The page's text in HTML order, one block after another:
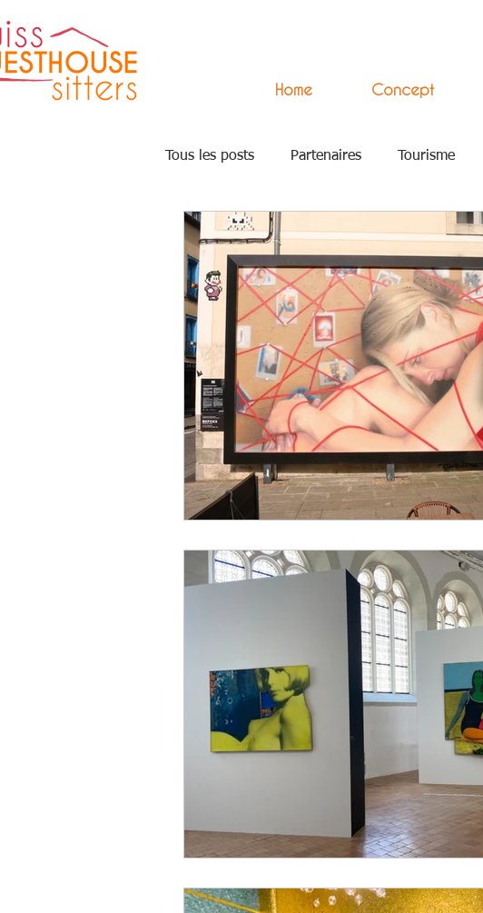
Home Concept
Tous les posts Partenaires Tourisme
Academy Accompagnement Numérique